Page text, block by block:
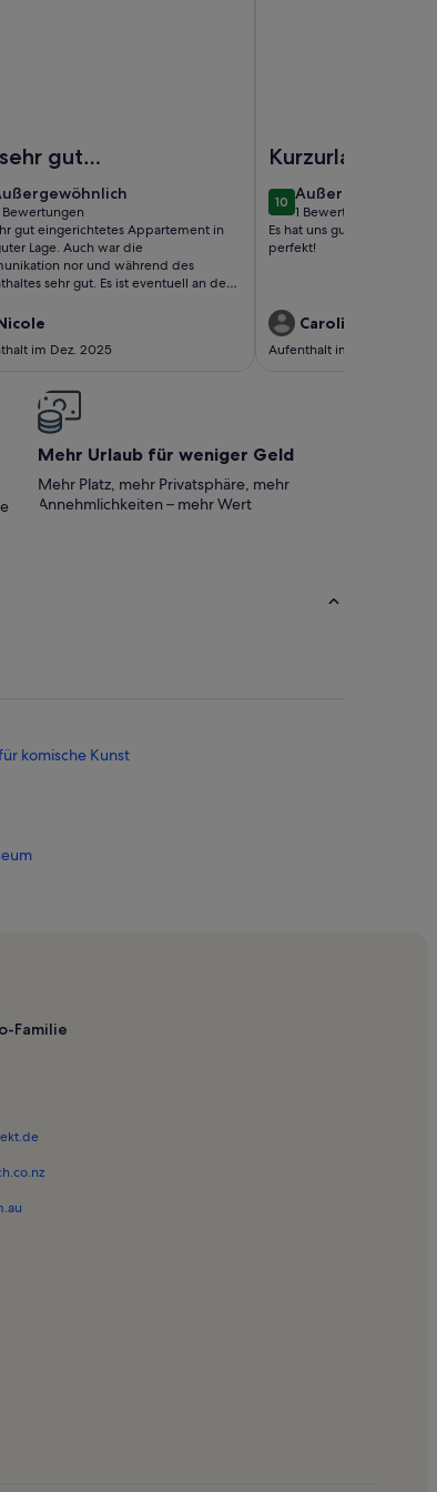
gut
in
guter Lage.
war die
nor
wä..
10
gut eingerichtetes Appartement in
Auch war die
nor und während des
gut. Es ist eventuell an der
durchgelegen sind. Dadurch war
im Dez. 2025
Kurzurlaub in
Stralsund
1010 von 10
Außergewöhnlich
außergewöhnlich
1 Bewertung
(1
bewertung)
Es hat uns gut gefallen und
perfekt!
Caroline B.
Aufenthalt im Mai 2025
Mehr Urlaub für weniger Geld
Mehr Platz, mehr Privatsphäre, mehr
Annehmlichkeiten – mehr Wert
komische Kunst
Familie